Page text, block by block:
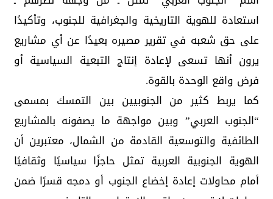
استعادة للهوية التاريخية والجغرافية للجنوب، وتأكيدًا
على حق شعبه في تقرير مصيره بعيدًا عن أي مشاريع
يرون أنها تسعى لإعادة إنتاج التبعية السياسية أو
فرض واقع الوحدة بالقوة.
كما يربط كثير من الجنوبيين بين التمسك بمسمى
“الجنوب العربي” وبين مواجهة ما يصفونه بالمشاريع
الطائفية والتوسعية القادمة من الشمال، معتبرين أن
الهوية الجنوبية العربية تمثل حاجزًا سياسيًا وثقافيًا
أمام محاولات إعادة إخضاع الجنوب أو دمجه قسرًا ضمن